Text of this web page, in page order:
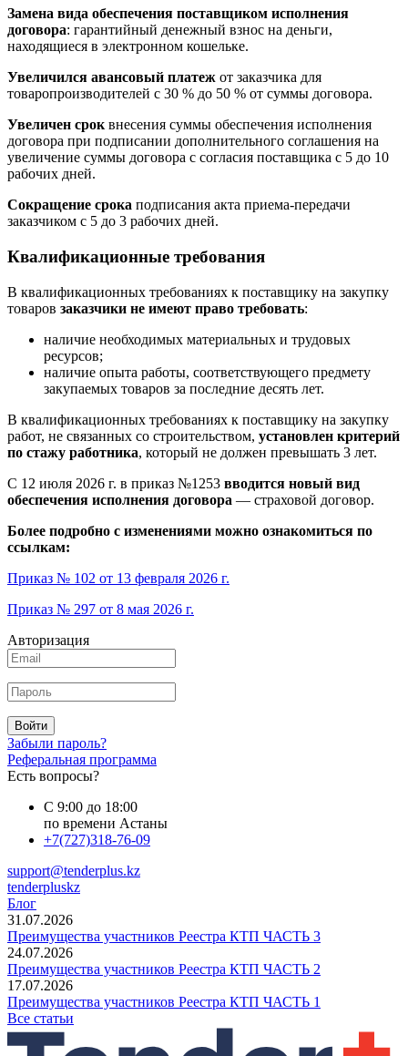
Замена вида обеспечения поставщиком исполнения
договора: гарантийный денежный взнос на деньги,
находящиеся в электронном кошельке.
Увеличился авансовый платеж от заказчика для
товаропроизводителей с 30 % до 50 % от суммы договора.
Увеличен срок внесения суммы обеспечения исполнения
договора при подписании дополнительного соглашения на
увеличение суммы договора с согласия поставщика с 5 до 10
рабочих дней.
Сокращение срока подписания акта приема-передачи
заказчиком с 5 до 3 рабочих дней.
Квалификационные требования
В квалификационных требованиях к поставщику на закупку
товаров заказчики не имеют право требовать:
наличие необходимых материальных и трудовых
ресурсов;
наличие опыта работы, соответствующего предмету
закупаемых товаров за последние десять лет.
В квалификационных требованиях к поставщику на закупку
работ, не связанных со строительством, установлен критерий
по стажу работника, который не должен превышать 3 лет.
С 12 июля 2026 г. в приказ №1253 вводится новый вид
обеспечения исполнения договора — страховой договор.
Более подробно с изменениями можно ознакомиться по
ссылкам:
Приказ № 102 от 13 февраля 2026 г.
Приказ № 297 от 8 мая 2026 г.
Авторизация
Войти
Забыли пароль?
Реферальная программа
Есть вопросы?
С 9:00 до 18:00
по времени Астаны
+7(727)318-76-09
support@tenderplus.kz
tenderpluskz
Блог
31.07.2026
Преимущества участников Реестра КТП ЧАСТЬ 3
24.07.2026
Преимущества участников Реестра КТП ЧАСТЬ 2
17.07.2026
Преимущества участников Реестра КТП ЧАСТЬ 1
Все статьи